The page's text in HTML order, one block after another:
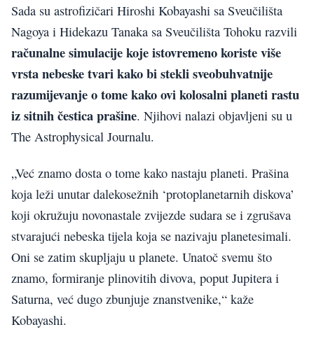
Sada su astrofizičari Hiroshi Kobayashi sa Sveučilišta
Nagoya i Hidekazu Tanaka sa Sveučilišta Tohoku razvili
računalne simulacije koje istovremeno koriste više
vrsta nebeske tvari kako bi stekli sveobuhvatnije
razumijevanje o tome kako ovi kolosalni planeti rastu
iz sitnih čestica prašine. Njihovi nalazi objavljeni su u
The Astrophysical Journalu.
„Već znamo dosta o tome kako nastaju planeti. Prašina
koja leži unutar dalekosežnih ‘protoplanetarnih diskova’
koji okružuju novonastale zvijezde sudara se i zgrušava
stvarajući nebeska tijela koja se nazivaju planetesimali.
Oni se zatim skupljaju u planete. Unatoč svemu što
znamo, formiranje plinovitih divova, poput Jupitera i
Saturna, već dugo zbunjuje znanstvenike,“ kaže
Kobayashi.